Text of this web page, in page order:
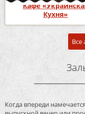
Кафе
Кухня»
Все
Когда впереди